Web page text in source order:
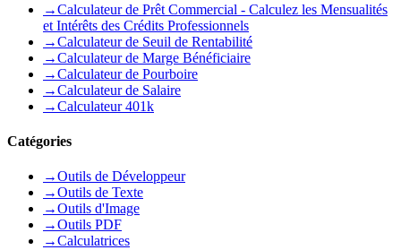
→Calculateur de Prêt Commercial - Calculez les Mensualités
et Intérêts des Crédits Professionnels
→Calculateur de Seuil de Rentabilité
→Calculateur de Marge Bénéficiaire
→Calculateur de Pourboire
→Calculateur de Salaire
→Calculateur 401k
Catégories
→Outils de Développeur
→Outils de Texte
→Outils d'Image
→Outils PDF
→Calculatrices